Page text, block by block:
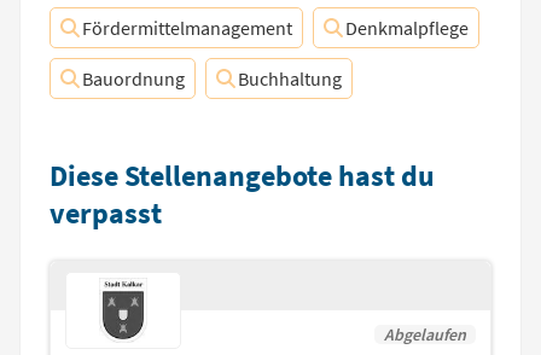
Fördermittelmanagement Denkmalpflege
Bauordnung Buchhaltung
Diese Stellenangebote hast du
verpasst
Abgelaufen